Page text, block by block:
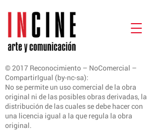
© 2017 Reconocimiento – NoComercial –
CompartirIgual (by-nc-sa):
No se permite un uso comercial de la obra
original ni de las posibles obras derivadas, la
distribución de las cuales se debe hacer con
una licencia igual a la que regula la obra
original.